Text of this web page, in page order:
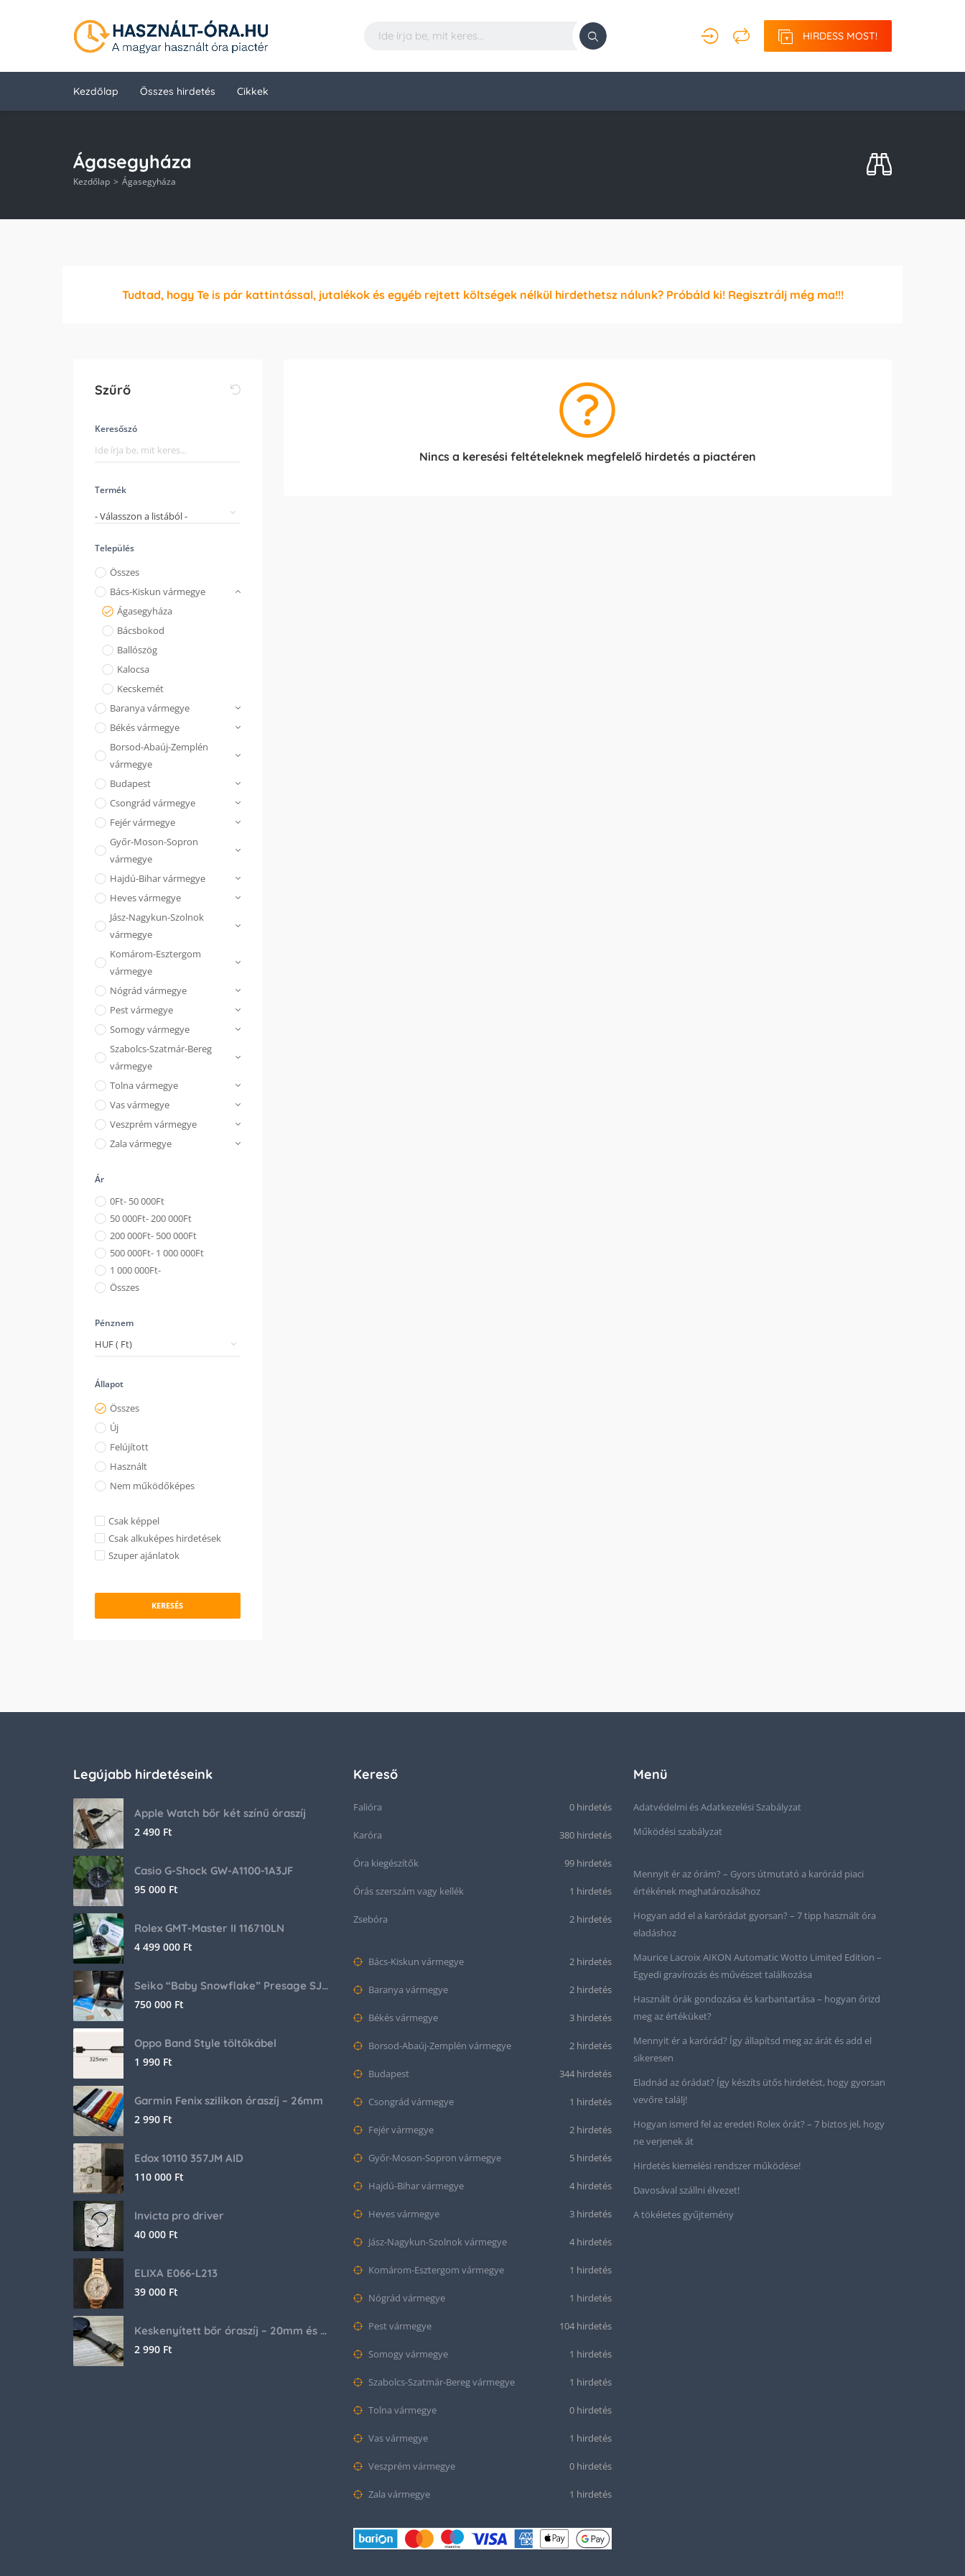
HIRDESS MOST!
Kezdőlap Összes hirdetés Cikkek
Ágasegyháza
Kezdőlap Ágasegyháza
Tudtad, hogy Te is pár kattintással, jutalékok és egyéb rejtett költségek nélkül hirdethetsz nálunk? Próbáld ki! Regisztrálj még ma!!!
Szűrő
Keresőszó
Termék
- Válasszon a listából -
Település
Összes
Bács-Kiskun vármegye
Ágasegyháza
Bácsbokod
Ballószög
Kalocsa
Kecskemét
Baranya vármegye
Békés vármegye
Borsod-Abaúj-Zemplén
vármegye
Budapest
Csongrád vármegye
Fejér vármegye
Győr-Moson-Sopron
vármegye
Hajdú-Bihar vármegye
Heves vármegye
Jász-Nagykun-Szolnok
vármegye
Komárom-Esztergom
vármegye
Nógrád vármegye
Pest vármegye
Somogy vármegye
Szabolcs-Szatmár-Bereg
vármegye
Tolna vármegye
Vas vármegye
Veszprém vármegye
Zala vármegye
Ár
0Ft- 50 000Ft
50 000Ft- 200 000Ft
200 000Ft- 500 000Ft
500 000Ft- 1 000 000Ft
1 000 000Ft-
Összes
Pénznem
Állapot
Összes
Új
Felújított
Használt
Nem működőképes
Csak képpel
Csak alkuképes hirdetések
Szuper ajánlatok
KERESÉS
Nincs a keresési feltételeknek megfelelő hirdetés a piactéren
Legújabb hirdetéseink
Apple Watch bőr két színű óraszíj
2 490 Ft
Casio G-Shock GW-A1100-1A3JF
95 000 Ft
Rolex GMT-Master II 116710LN
4 499 000 Ft
Seiko “Baby Snowflake” Presage SJE073J1/SARA015 Limited Edition
750 000 Ft
Oppo Band Style töltőkábel
1 990 Ft
Garmin Fenix szilikon óraszíj – 26mm
2 990 Ft
Edox 10110 357JM AID
110 000 Ft
Invicta pro driver
40 000 Ft
ELIXA E066-L213
39 000 Ft
Keskenyített bőr óraszíj – 20mm és 22mm méretben
2 990 Ft
Kereső
Falióra 0 hirdetés
Karóra 380 hirdetés
Óra kiegészítők 99 hirdetés
Órás szerszám vagy kellék 1 hirdetés
Zsebóra 2 hirdetés
Bács-Kiskun vármegye 2 hirdetés
Baranya vármegye 2 hirdetés
Békés vármegye 3 hirdetés
Borsod-Abaúj-Zemplén vármegye 2 hirdetés
Budapest 344 hirdetés
Csongrád vármegye 1 hirdetés
Fejér vármegye 2 hirdetés
Győr-Moson-Sopron vármegye 5 hirdetés
Hajdú-Bihar vármegye 4 hirdetés
Heves vármegye 3 hirdetés
Jász-Nagykun-Szolnok vármegye 4 hirdetés
Komárom-Esztergom vármegye 1 hirdetés
Nógrád vármegye 1 hirdetés
Pest vármegye 104 hirdetés
Somogy vármegye 1 hirdetés
Szabolcs-Szatmár-Bereg vármegye 1 hirdetés
Tolna vármegye 0 hirdetés
Vas vármegye 1 hirdetés
Veszprém vármegye 0 hirdetés
Zala vármegye 1 hirdetés
Menü
Adatvédelmi és Adatkezelési Szabályzat
Működési szabályzat
Mennyit ér az órám? – Gyors útmutató a karórád piaci
értékének meghatározásához
Hogyan add el a karórádat gyorsan? – 7 tipp használt óra
eladáshoz
Maurice Lacroix AIKON Automatic Wotto Limited Edition –
Egyedi gravírozás és művészet találkozása
Használt órák gondozása és karbantartása – hogyan őrizd
meg az értéküket?
Mennyit ér a karórád? Így állapítsd meg az árát és add el
sikeresen
Eladnád az órádat? Így készíts ütős hirdetést, hogy gyorsan
vevőre találj!
Hogyan ismerd fel az eredeti Rolex órát? – 7 biztos jel, hogy
ne verjenek át
Hirdetés kiemelési rendszer működése!
Davosával szállni élvezet!
A tökéletes gyűjtemény